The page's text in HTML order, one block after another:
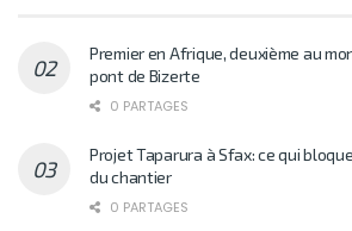
Premier en Afrique, deuxième au
pont de Bizerte
0 PARTAGES
Projet Taparura à Sfax: ce qui
du chantier
0 PARTAGES